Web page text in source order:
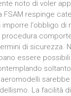
noto di voler
FSAM respinge
l'obbligo di
procedura
di sicurezza.
essere
La facilità